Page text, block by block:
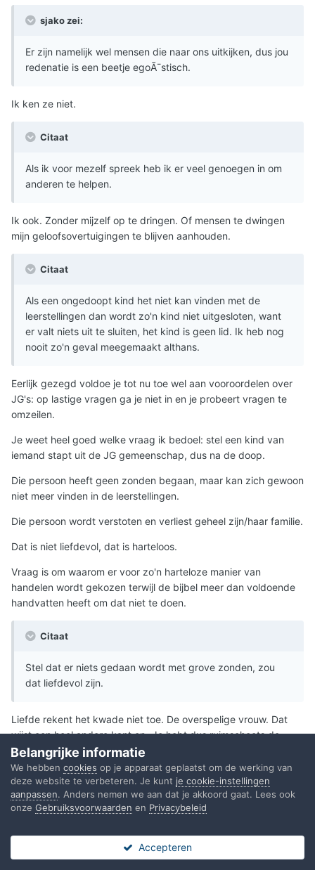
sjako zei:
Er zijn namelijk wel mensen die naar ons uitkijken, dus jou
redenatie is een beetje egoÃ¯stisch.
Ik ken ze niet.
Citaat
Als ik voor mezelf spreek heb ik er veel genoegen in om
anderen te helpen.
Ik ook. Zonder mijzelf op te dringen. Of mensen te dwingen
mijn geloofsovertuigingen te blijven aanhouden.
Citaat
Als een ongedoopt kind het niet kan vinden met de
leerstellingen dan wordt zo'n kind niet uitgesloten, want
er valt niets uit te sluiten, het kind is geen lid. Ik heb nog
nooit zo'n geval meegemaakt althans.
Eerlijk gezegd voldoe je tot nu toe wel aan vooroordelen over
JG's: op lastige vragen ga je niet in en je probeert vragen te
omzeilen.
Je weet heel goed welke vraag ik bedoel: stel een kind van
iemand stapt uit de JG gemeenschap, dus na de doop.
Die persoon heeft geen zonden begaan, maar kan zich gewoon
niet meer vinden in de leerstellingen.
Die persoon wordt verstoten en verliest geheel zijn/haar familie.
Dat is niet liefdevol, dat is harteloos.
Vraag is om waarom er voor zo'n harteloze manier van
handelen wordt gekozen terwijl de bijbel meer dan voldoende
handvatten heeft om dat niet te doen.
Citaat
Stel dat er niets gedaan wordt met grove zonden, zou
dat liefdevol zijn.
Liefde rekent het kwade niet toe. De overspelige vrouw. Dat
wijst een heel andere kant op. Je hebt dus ruimschoots de
mogelijkheid om een liefdevolle aanpak te kiezen, maar je doet
dat heel bewust niet. Waarom niet ?
Waarom is de glasharde aanpak voor jou zo aansprekend ?
In Hebreeen 12:5 staat een interessante gedachte
Belangrijke informatie
We hebben cookies op je apparaat geplaatst om de werking van
deze website te verbeteren. Je kunt je cookie-instellingen
aanpassen. Anders nemen we aan dat je akkoord gaat. Lees ook
onze Gebruiksvoorwaarden en Privacybeleid
Accepteren